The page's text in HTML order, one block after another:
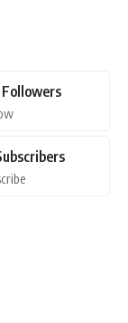
Followers